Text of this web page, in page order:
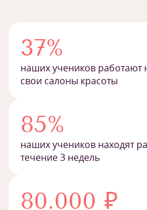
37%
наших учеников работают
свои салоны красоты
85%
наших учеников находят
течение 3 недель
80.000 ₽